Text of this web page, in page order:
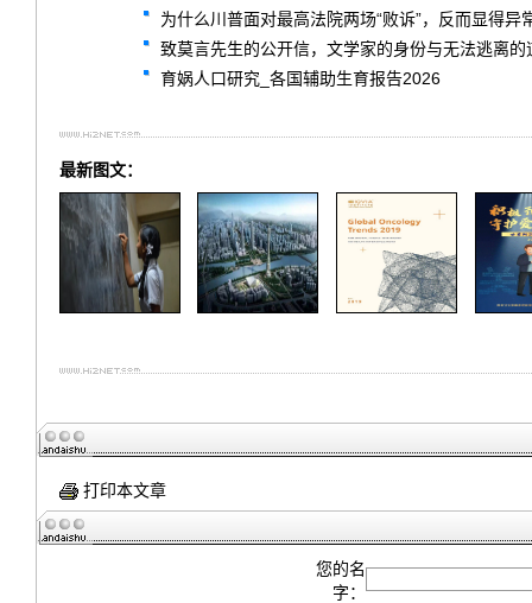
为什么川普面对最高法院两场“败诉”，反而显得异
致莫言先生的公开信，文学家的身份与无法逃离的
育娲人口研究_各国辅助生育报告2026
最新图文：
打印本文章
您的名
字：